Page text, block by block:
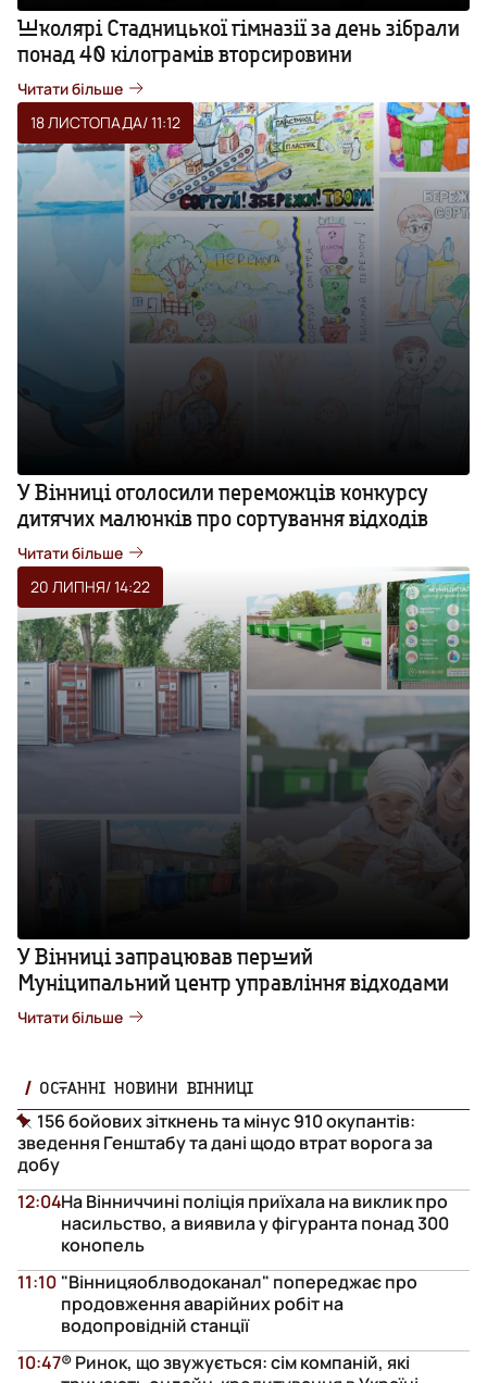
Школярі Стадницької гімназії за день зібрали
понад 40 кілограмів вторсировини
Читати більше
18 ЛИСТОПАДА/ 11:12
У Вінниці оголосили переможців конкурсу
дитячих малюнків про сортування відходів
Читати більше
20 ЛИПНЯ/ 14:22
У Вінниці запрацював перший
Муніципальний центр управління відходами
Читати більше
ОСТАННІ НОВИНИ ВІННИЦІ
156 бойових зіткнень та мінус 910 окупантів:
зведення Генштабу та дані щодо втрат ворога за
добу
На Вінниччині поліція приїхала на виклик про
насильство, а виявила у фігуранта понад 300
конопель
12:04
"Вінницяоблводоканал" попереджає про
продовження аварійних робіт на
водопровідній станції
11:10
® Ринок, що звужується: сім компаній, які
10:47